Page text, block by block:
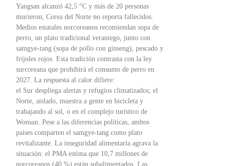
Yangsan alcanzó 42,5 °C y más de 20 personas
murieron; Corea del Norte no reporta fallecidos.
Medios estatales norcoreanos recomiendan sopa de
perro, un plato tradicional veraniego, junto con
samgye-tang (sopa de pollo con ginseng), pescado y
frijoles rojos. Esta tradición contrasta con la ley
surcoreana que prohibirá el consumo de perro en
2027. La respuesta al calor difiere:
el Sur despliega alertas y refugios climatizados; el
Norte, aislado, muestra a gente en bicicleta y
trabajando al sol, o en el complejo turístico de
Wonsan. Pese a las diferencias políticas, ambos
países comparten el samgye-tang como plato
revitalizante. La inseguridad alimentaria agrava la
situación: el PMA estima que 10,7 millones de
norcoreanos (40 %) están subalimentados. Las